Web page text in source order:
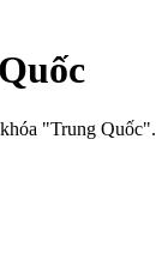
"Trung Quốc".